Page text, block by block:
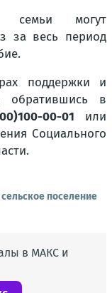
семьи могут
за весь период
поддержки и
обратившись в
00-01 или
Социального
поселение
в МАКС и